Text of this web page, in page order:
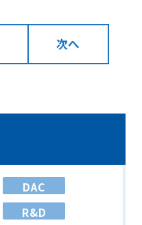
次へ
DAC
R&D